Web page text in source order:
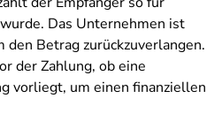
Das Unternehmen ist
den Betrag zurückzuverlangen.
der Zahlung, ob eine
vorliegt, um einen finanziellen